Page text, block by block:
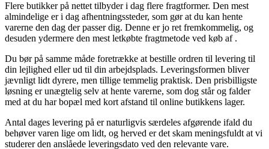
Flere butikker på nettet tilbyder i dag flere fragtformer. Den mest
almindelige er i dag afhentningssteder, som gør at du kan hente
varerne den dag der passer dig. Denne er jo ret fremkommelig, og
desuden ydermere den mest letkøbte fragtmetode ved køb af .
Du bør på samme måde foretrække at bestille ordren til levering til
din lejlighed eller ud til din arbejdsplads. Leveringsformen bliver
jævnligt lidt dyrere, men tillige temmelig praktisk. Den prisbilligste
løsning er unægtelig selv at hente varerne, som dog står og falder
med at du har bopæl med kort afstand til online butikkens lager.
Antal dages levering på er naturligvis særdeles afgørende ifald du
behøver varen lige om lidt, og herved er det skam meningsfuldt at vi
studerer den anslåede leveringsdato ved den relevante vare.